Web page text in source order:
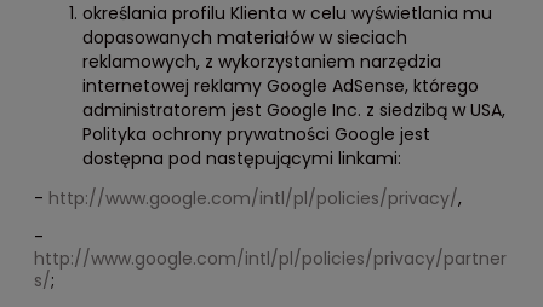
określania profilu Klienta w celu wyświetlania mu
dopasowanych materiałów w sieciach
reklamowych, z wykorzystaniem narzędzia
internetowej reklamy Google AdSense, którego
administratorem jest Google Inc. z siedzibą w USA,
Polityka ochrony prywatności Google jest
dostępna pod następującymi linkami:
- http://www.google.com/intl/pl/policies/privacy/,
-
http://www.google.com/intl/pl/policies/privacy/partner
s/;